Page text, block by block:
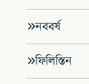
নববর্ষ
ফিলিস্তিন